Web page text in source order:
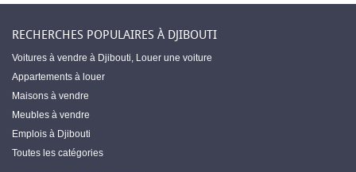
RECHERCHES POPULAIRES À DJIBOUTI
Voitures à vendre à Djibouti, Louer une voiture
Appartements à louer
Maisons à vendre
Meubles à vendre
Emplois à Djibouti
Toutes les catégories